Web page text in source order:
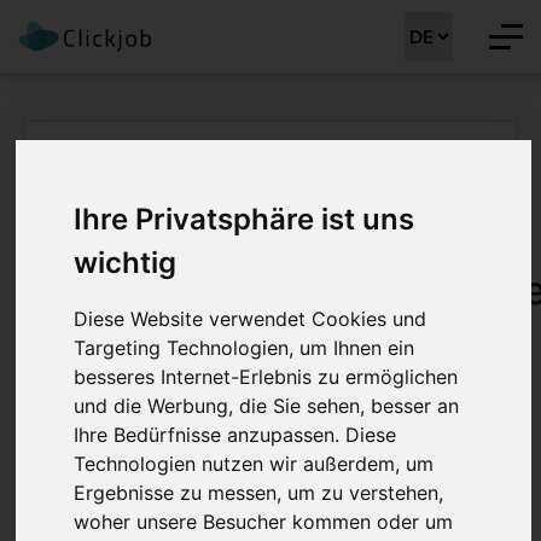
Ihre Privatsphäre ist uns
wichtig
Diese Website verwendet Cookies und
Targeting Technologien, um Ihnen ein
besseres Internet-Erlebnis zu ermöglichen
und die Werbung, die Sie sehen, besser an
Ihre Bedürfnisse anzupassen. Diese
Technologien nutzen wir außerdem, um
Ergebnisse zu messen, um zu verstehen,
woher unsere Besucher kommen oder um
Oberärztin
(m/w/d) 60 - 100%
Job Details: Ärztejobs
Stellenreferenz: CLJ-MM 41053